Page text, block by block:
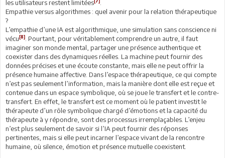
les utilisateurs restent limitées
Empathie versus algorithmes : quel avenir pour la relation thérapeutique
?
L’empathie d’une IA est algorithmique, une simulation sans conscience ni
vécu[8] . Pourtant, pour véritablement comprendre un autre, il faut
imaginer son monde mental, partager une présence authentique et
coexister dans des dynamiques réelles. La machine peut fournir des
données précises et une écoute constante, mais elle ne peut offrir la
présence humaine affective. Dans l’espace thérapeutique, ce qui compte
n’est pas seulement l’information, mais la manière dont elle est reçue et
contenue dans un espace symbolique, où se joue le transfert et le contre-
transfert. En effet, le transfert est ce moment où le patient investit le
thérapeute d’un rôle symbolique chargé d’émotions et la capacité du
thérapeute à y répondre, sont des processus irremplaçables. L’enjeu
n’est plus seulement de savoir si l’IA peut fournir des réponses
pertinentes, mais si elle peut incarner l’espace vivant de la rencontre
humaine, où silence, émotion et présence mutuelle coexistent.